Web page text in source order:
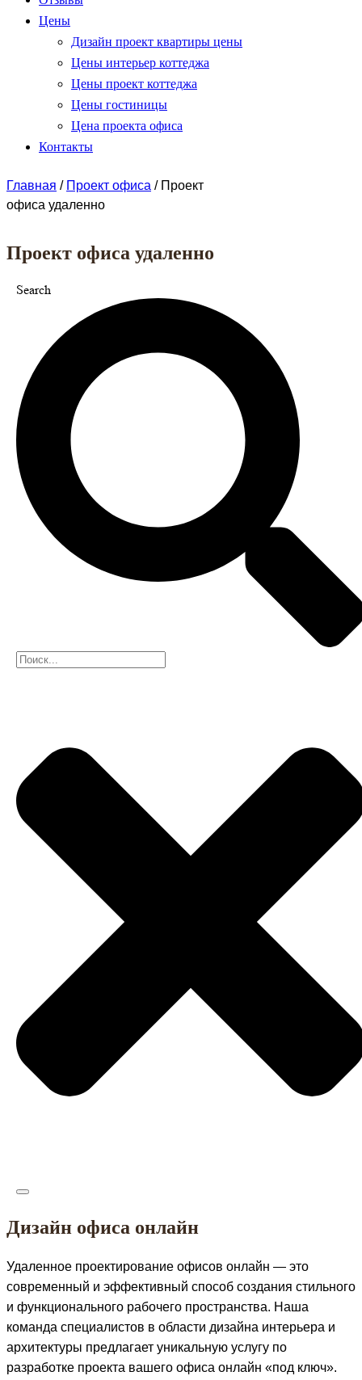
Цены
Дизайн проект квартиры цены
Цены интерьер коттеджа
Цены проект коттеджа
Цены гостиницы
Цена проекта офиса
Контакты
Главная / Проект офиса / Проект
офиса удаленно
Проект офиса удаленно
Search
Дизайн офиса онлайн
Удаленное проектирование офисов онлайн — это
современный и эффективный способ создания стильного
и функционального рабочего пространства. Наша
команда специалистов в области дизайна интерьера и
архитектуры предлагает уникальную услугу по
разработке проекта вашего офиса онлайн «под ключ».